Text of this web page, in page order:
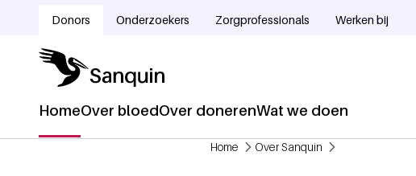
Donors Onderzoekers Zorgprofessionals Werken bij
Hoofdnavigatie
HomeOver bloedOver donerenWat we doen
Home Over Sanquin